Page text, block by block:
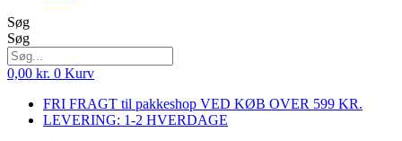
Søg
Søg
0,00 kr. 0 Kurv
FRI FRAGT til pakkeshop VED KØB OVER 599 KR.
LEVERING: 1-2 HVERDAGE